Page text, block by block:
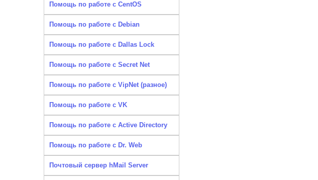
Помощь по работе с CentOS
Помощь по работе с Debian
Помощь по работе с Dallas Lock
Помощь по работе с Secret Net
Помощь по работе с VipNet (разное)
Помощь по работе с VK
Помощь по работе с Active Directory
Помощь по работе с Dr. Web
Почтовый сервер hMail Server